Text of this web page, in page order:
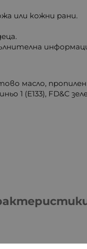
или кожни рани.
масло,
(E133), FD&C